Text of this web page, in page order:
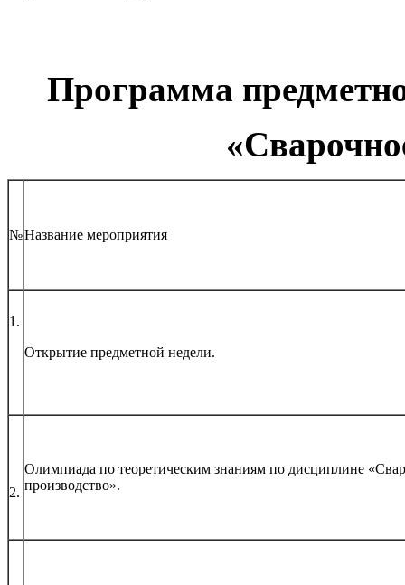
Программа
№Название мероприятия
1.
Открытие предметной недели.
2.
Олимпиада по теоретическим знаниям по дисциплине
производство».